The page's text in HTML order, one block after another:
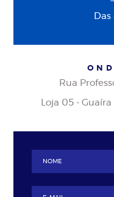
Rua
Loja 05 -